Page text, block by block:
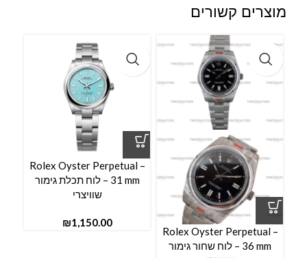
מוצרים קשורים
Rolex Oyster Perpetual –
36 mm – לוח שחור גימור
Rolex Oyster Perpetual –
31 mm – לוח תכלת גימור
שוויצרי
₪